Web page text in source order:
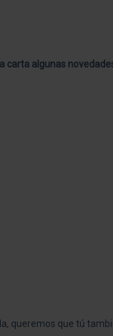
carta algunas
queremos que tú